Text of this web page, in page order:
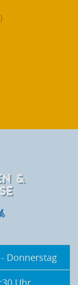
&
Donnerstag
Uhr